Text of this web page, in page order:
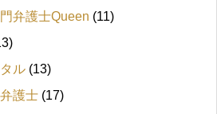
弁護士Queen (11)
ル (13)
護士 (17)